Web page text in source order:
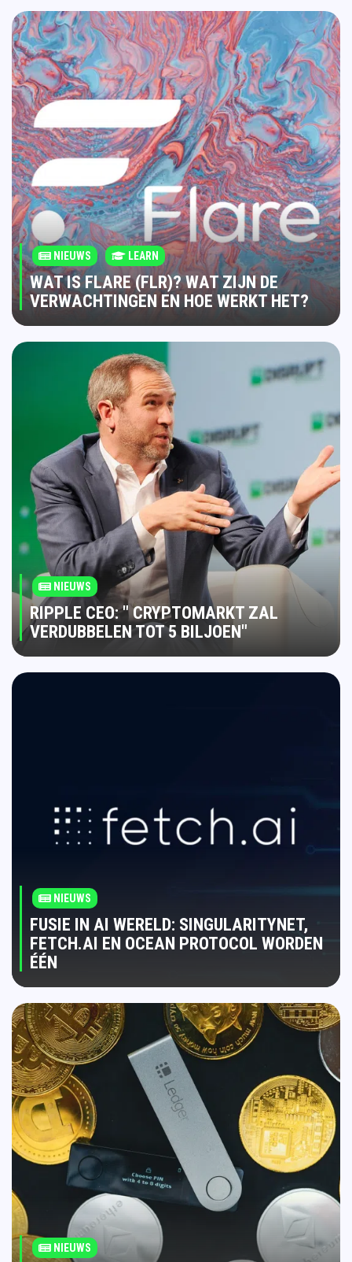
NIEUWS LEARN
WAT IS FLARE (FLR)? WAT ZIJN DE
VERWACHTINGEN EN HOE WERKT HET?
NIEUWS
RIPPLE CEO: " CRYPTOMARKT ZAL
VERDUBBELEN TOT 5 BILJOEN"
NIEUWS
FUSIE IN AI WERELD: SINGULARITYNET,
FETCH.AI EN OCEAN PROTOCOL WORDEN
ÉÉN
NIEUWS